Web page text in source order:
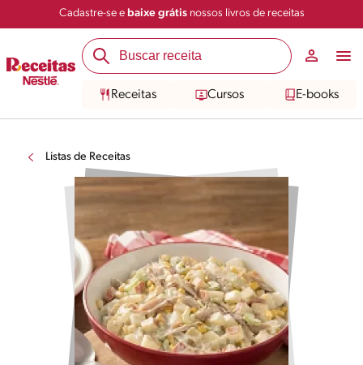
Cadastre-se e baixe grátisnossos livros de receitas
Receitas Cursos E-books
Listas de Receitas